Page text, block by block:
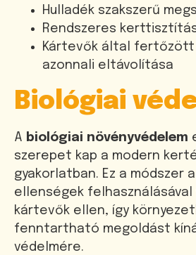
Hulladék szakszerű
Rendszeres
Kártevők által fertőzött
azonnali eltávolítása
Biológiai
A biológiai növényvédelem
szerepet kap a modern
gyakorlatban. Ez a módszer
ellenségek felhasználásával
kártevők ellen, így
fenntartható megoldást
védelmére.